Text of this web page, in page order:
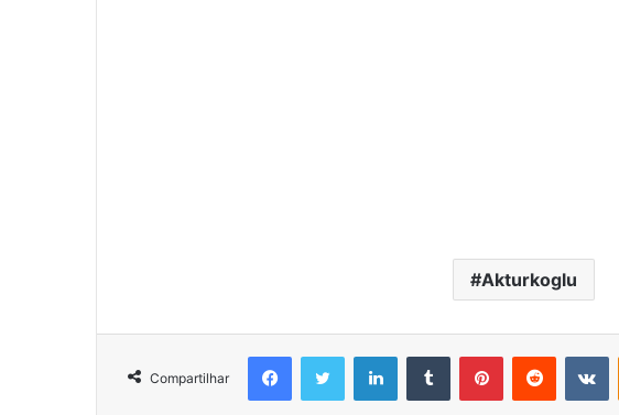
Akturkoglu
Compartilhar
FacebookTwitter LinkedinTumblr PinterestReddit